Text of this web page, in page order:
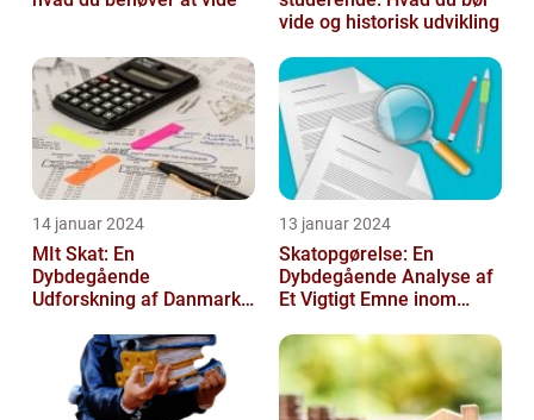
vide og historisk udvikling
14 januar 2024
MIt Skat: En
Dybdegående
Udforskning af Danmarks
13 januar 2024
Skatopgørelse: En
Dybdegående Analyse af
Et Vigtigt Emne inom